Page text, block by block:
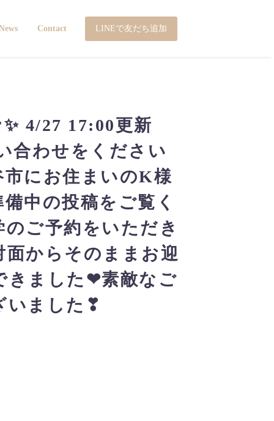
Contact LINEで友だち追加
4/27 17:00更新
合わせをください
にお住まいのK様
中の投稿をご覧く
ご予約をいただき
からそのままお迎
きました❤素敵なご
いました❣